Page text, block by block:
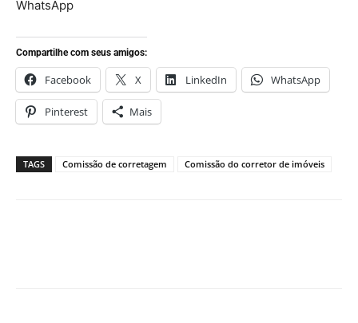
WhatsApp
Compartilhe com seus amigos:
Facebook X LinkedIn WhatsApp
Pinterest Mais
TAGS Comissão de corretagem Comissão do corretor de imóveis